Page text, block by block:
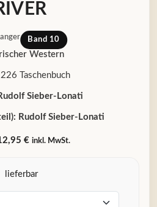
Band 10
Western
226 Taschenbuch
Sieber-Lonati
Rudolf Sieber-Lonati
€ inkl. MwSt.
lieferbar